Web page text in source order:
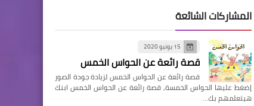
المشاركات الشائعة
15 يونيو 2020
قصة رائعة عن الحواس الخمس
قصة رائعة عن الحواس الخمس لزيادة جودة الصور
إضغط عليها الحواس الخمسة, قصة رائعة عن الحواس الخمس ابنك
هيتعلمهم بك…